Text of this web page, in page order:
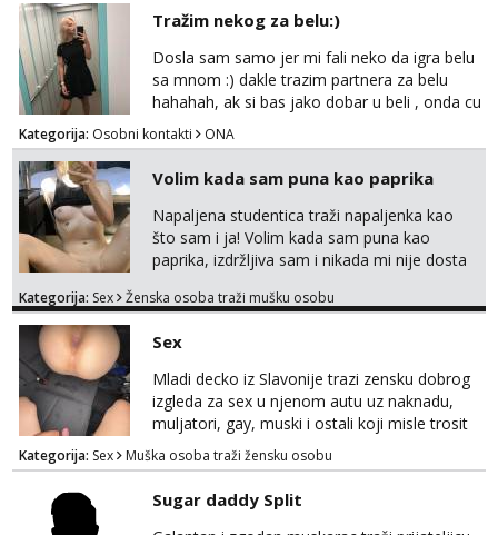
Tražim nekog za belu:)
Dosla sam samo jer mi fali neko da igra belu
sa mnom :) dakle trazim partnera za belu
hahahah, ak si bas jako dobar u beli , onda cu
razmislit za dalje Klikni na link ispod i nadji me
tamo, cekam te!
Kategorija: Osobni kontakti ONA
Volim kada sam puna kao paprika
Napaljena studentica traži napaljenka kao
što sam i ja! Volim kada sam puna kao
paprika, izdržljiva sam i nikada mi nije dosta
bilo kad i bilo gdje zato se javi što prije da
tamo, cekam te!
Kategorija: Sex Ženska osoba traži mušku osobu
Sex
Mladi decko iz Slavonije trazi zensku dobrog
izgleda za sex u njenom autu uz naknadu,
muljatori, gay, muski i ostali koji misle trosit
vrijeme na pisanje mogu zaobic oglas, ako si
slavonije i zainteresirana da te punim negdje
u mraku u tvom autu javi se na whatsapp
porukom 098 199 1895.
Kategorija: Sex Muška osoba traži žensku osobu
Sugar daddy Split